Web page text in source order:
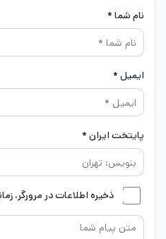
نام شما *
ایمیل *
پایتخت ایران *
ذخیره اطلاعات در مرورگر،